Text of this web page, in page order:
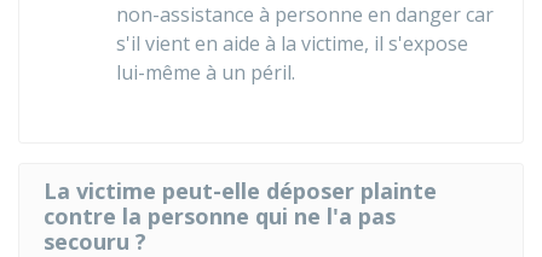
non-assistance à personne en danger car
s'il vient en aide à la victime, il s'expose
lui-même à un péril.
La victime peut-elle déposer plainte
contre la personne qui ne l'a pas
secouru ?